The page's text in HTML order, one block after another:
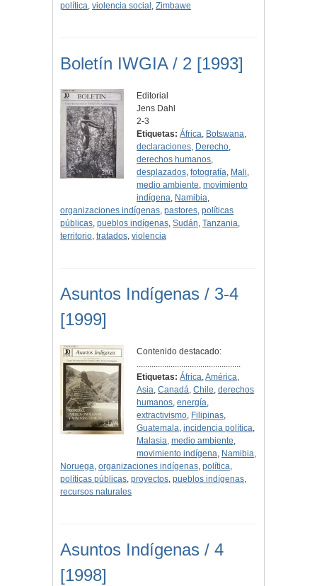
política, violencia social , Zimbawe
Boletín IWGIA / 2 [1993]
Editorial
Jens Dahl
2-3
Etiquetas: África, Botswana,
declaraciones, Derecho,
derechos humanos,
desplazados,fotografía, Mali,
medio ambiente,movimiento
indígena, Namibia,
organizaciones indígenas, pastores, políticas
públicas, pueblos indígenas, Sudán, Tanzania,
territorio, tratados, violencia
Asuntos Indígenas / 3-4
[1999]
Contenido destacado:
.................................................
Etiquetas: África,América,
Asia,Canadá,Chile,derechos
humanos,energía,
extractivismo, Filipinas,
Guatemala,incidencia política,
Malasia,medio ambiente,
movimiento indígena, Namibia,
Noruega, organizaciones indígenas, política,
políticas públicas, proyectos, pueblos indígenas,
recursos naturales
Asuntos Indígenas / 4
[1998]